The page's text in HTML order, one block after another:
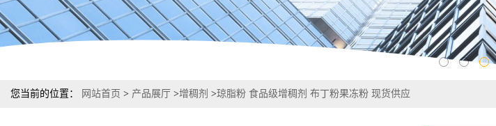
您当前的位置： 网站首页 > 产品展厅 >增稠剂 >琼脂粉 食品级增稠剂 布丁粉果冻粉 现货供应